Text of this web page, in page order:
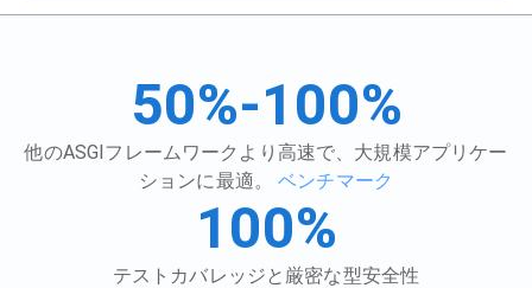
50%-100%
他のASGIフレームワークより高速で、大規模アプリケー
ションに最適。
ベンチマーク
100%
テストカバレッジと厳密な型安全性